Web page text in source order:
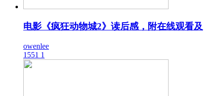
电影《疯狂动物城2》读后感，附在线观看及
owenlee
1551 1